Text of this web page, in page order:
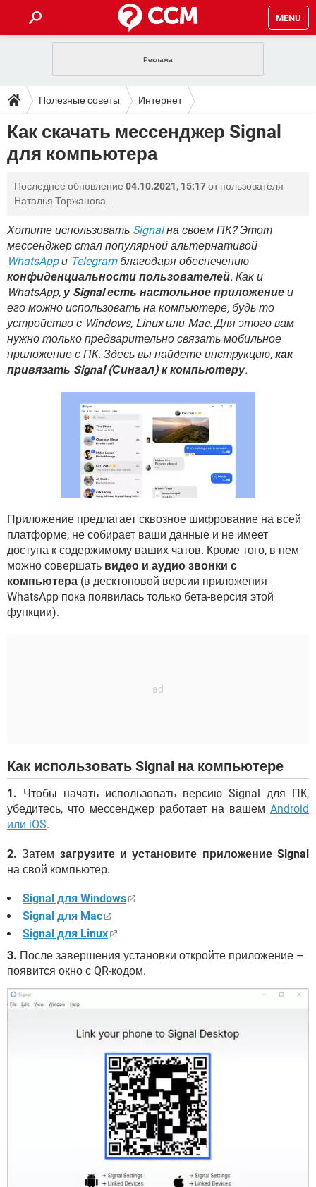
MENU
INSTAGRAM FACEBOOK
ИГРЫ WINDOWS 10
ВКОНТАКТЕ
ПОЛЕЗНЫЕ СОВЕТЫ
TIKTOK TELEGRAM
WHATSAPP INSTAGRAM
FACEBOOK
WINDOWS 10 ВКОНТАКТЕ
YANDEX
ЗАГРУЗКИ
TIKTOK
FACEBOOK
WINDOWS 10 ВКОНТАКТЕ
ВИДЕО GOOGLE
YANDEX
ФОРУМ
TIKTOK TELEGRAM
FACEBOOK ИГРЫ
WINDOWS 10 ВКОНТАКТЕ
ВИДЕО
YANDEX
ЭНЦИКЛОПЕДИЯ
TIKTOK
WHATSAPP INSTAGRAM
FACEBOOK ИГРЫ
WINDOWS 10 ВКОНТАКТЕ
ВИДЕО GOOGLE
YANDEX
Полезные советы Интернет
Как скачать мессенджер Signal
для компьютера
Последнее обновление 04.10.2021, 15:17от пользователя
Наталья Торжанова .
Хотите использовать Signalна своем ПК? Этот
мессенджер стал популярной альтернативой
WhatsAppи Telegramблагодаря обеспечению
конфиденциальности пользователей. Как и
WhatsApp, у Signal есть настольное приложение и
его можно использовать на компьютере, будь то
устройство с Windows, Linux или Mac. Для этого вам
нужно только предварительно связать мобильное
приложение с ПК. Здесь вы найдете инструкцию, как
привязать Signal (Сингал) к компьютеру.
Приложение предлагает сквозное шифрование на всей
платформе, не собирает ваши данные и не имеет
доступа к содержимому ваших чатов. Кроме того, в нем
можно совершать видео и аудио звонки с
компьютера (в десктоповой версии приложения
WhatsApp пока появилась только бета-версия этой
функции).
Как использовать Signal на компьютере
1. Чтобы начать использовать версию Signal для ПК,
убедитесь, что мессенджер работает на вашем Android
или iOS.
2. Затем загрузите и установите приложение Signal
на свой компьютер.
Signal для Windows
Signal для Mac
Signal для Linux
3. После завершения установки откройте приложение –
появится окно с QR-кодом.